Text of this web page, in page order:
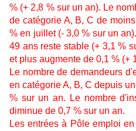
% (+ 2,8 % sur un an). Le
de catégorie A, B, C de
% en juillet (- 3,0 % sur un
49 ans reste stable (+ 3,1 %
et plus augmente de 0,1 % (+
Le nombre de demandeurs
en catégorie A, B, C depuis
% sur un an. Le nombre
diminue de 0,7 % sur un an.
Les entrées à Pôle emploi